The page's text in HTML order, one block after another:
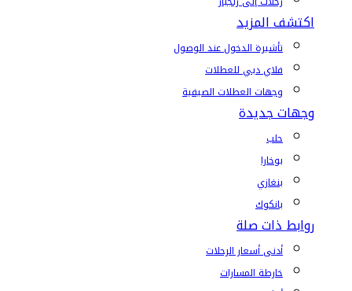
اكتشف المزيد
تأشيرة الدخول عند الوصول
فلاي دبي للعطلات
وجهات العطلات الصيفية
وجهات جديدة
حلب
بوخارا
بنغازي
بانكوك
روابط ذات صلة
أدنى أسعار الرحلات
خارطة المسارات